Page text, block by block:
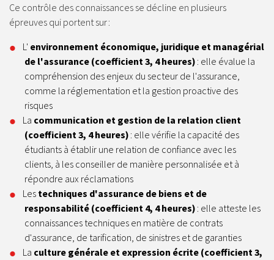
Ce contrôle des connaissances se décline en plusieurs
épreuves qui portent sur :
L' environnement économique, juridique et managérial
de l'assurance (coefficient 3, 4 heures) : elle évalue la
compréhension des enjeux du secteur de l'assurance,
comme la réglementation et la gestion proactive des
risques
La communication et gestion de la relation client
(coefficient 3, 4 heures) : elle vérifie la capacité des
étudiants à établir une relation de confiance avec les
clients, à les conseiller de manière personnalisée et à
répondre aux réclamations
Les techniques d'assurance de biens et de
responsabilité (coefficient 4, 4 heures) : elle atteste les
connaissances techniques en matière de contrats
d'assurance, de tarification, de sinistres et de garanties
La culture générale et expression écrite (coefficient 3,